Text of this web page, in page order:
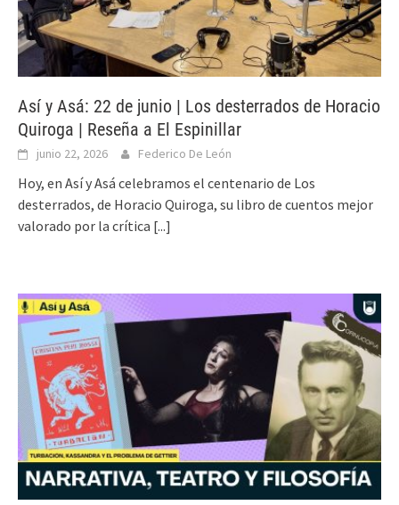
Así y Asá: 22 de junio | Los desterrados de Horacio
Quiroga | Reseña a El Espinillar
junio 22, 2026 Federico De León
Hoy, en Así y Asá celebramos el centenario de Los
desterrados, de Horacio Quiroga, su libro de cuentos mejor
valorado por la crítica [...]